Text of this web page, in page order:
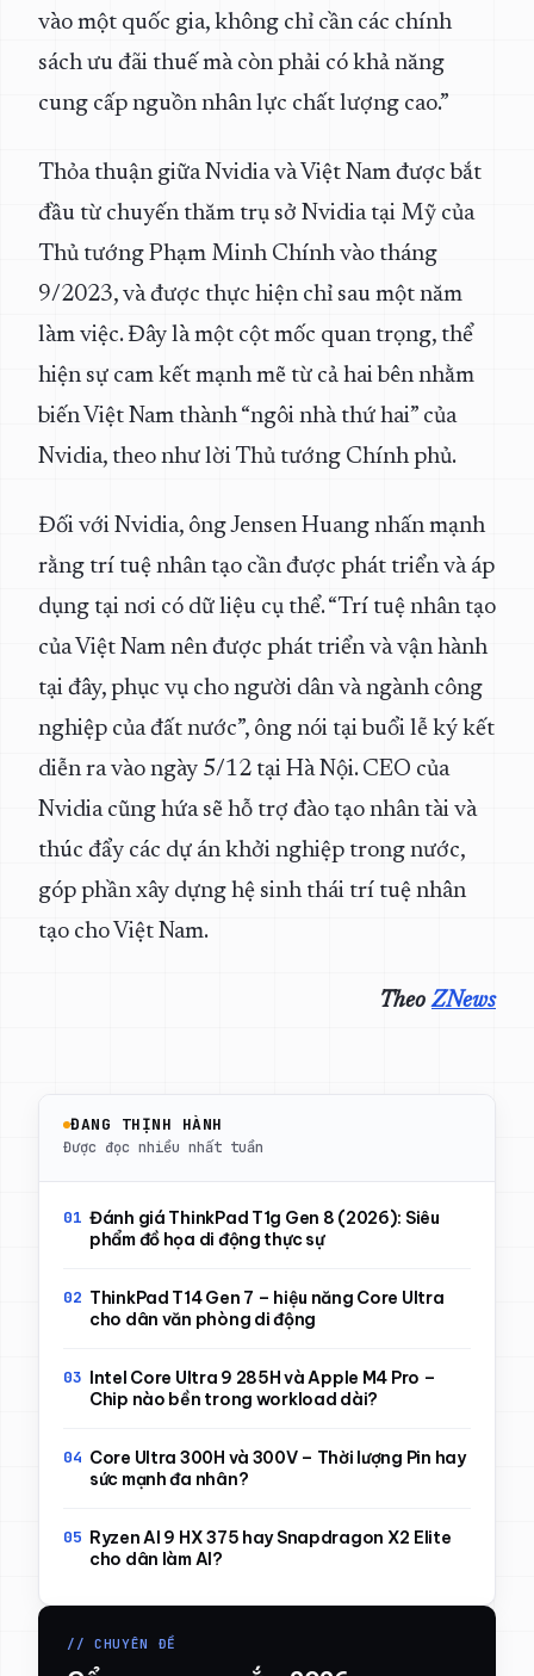
vào một quốc gia, không chỉ cần các chính
sách ưu đãi thuế mà còn phải có khả năng
cung cấp nguồn nhân lực chất lượng cao.”
Thỏa thuận giữa Nvidia và Việt Nam được bắt
đầu từ chuyến thăm trụ sở Nvidia tại Mỹ của
Thủ tướng Phạm Minh Chính vào tháng
9/2023, và được thực hiện chỉ sau một năm
làm việc. Đây là một cột mốc quan trọng, thể
hiện sự cam kết mạnh mẽ từ cả hai bên nhằm
biến Việt Nam thành “ngôi nhà thứ hai” của
Nvidia, theo như lời Thủ tướng Chính phủ.
Đối với Nvidia, ông Jensen Huang nhấn mạnh
rằng trí tuệ nhân tạo cần được phát triển và áp
dụng tại nơi có dữ liệu cụ thể. “Trí tuệ nhân tạo
của Việt Nam nên được phát triển và vận hành
tại đây, phục vụ cho người dân và ngành công
nghiệp của đất nước”, ông nói tại buổi lễ ký kết
diễn ra vào ngày 5/12 tại Hà Nội. CEO của
Nvidia cũng hứa sẽ hỗ trợ đào tạo nhân tài và
thúc đẩy các dự án khởi nghiệp trong nước,
góp phần xây dựng hệ sinh thái trí tuệ nhân
tạo cho Việt Nam.
TheoZNews
ĐANG THỊNH HÀNH
Được đọc nhiều nhất tuần
Đánh giá ThinkPad T1g Gen 8 (2026): Siêu
phẩm đồ họa di động thực sự
ThinkPad T14 Gen 7 – hiệu năng Core Ultra
cho dân văn phòng di động
Intel Core Ultra 9 285H và Apple M4 Pro –
Chip nào bền trong workload dài?
Core Ultra 300H và 300V – Thời lượng Pin hay
sức mạnh đa nhân?
Ryzen AI 9 HX 375 hay Snapdragon X2 Elite
cho dân làm AI?
// CHUYÊN ĐỀ